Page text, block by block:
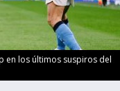
en los últimos suspiros del